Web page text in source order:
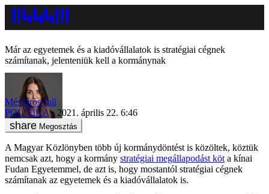
Már az egyetemek és a kiadóvállalatok is stratégiai cégnek
számítanak, jelenteniük kell a kormánynak
Mészáros Juli
POLITIKA
2021. április 22. 6:46
Megosztás
A Magyar Közlönyben több új kormánydöntést is közöltek, köztük
nemcsak azt, hogy a kormány stratégiai megállapodást köt a kínai
Fudan Egyetemmel, de azt is, hogy mostantól stratégiai cégnek
számítanak az egyetemek és a kiadóvállalatok is.